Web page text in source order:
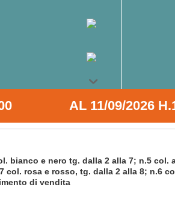
AL 11/09/2026
bianco e nero tg. dalla 2 alla 7; n.5 col.
col. rosa e rosso, tg. dalla 2 alla 8; n.6
di vendita